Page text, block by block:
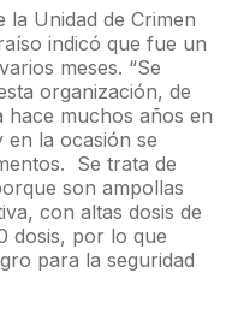
Unidad de Crimen
indicó que fue un
meses. “Se
organización, de
hace muchos años en
en la ocasión se
Se trata de
son ampollas
con altas dosis de
dosis, por lo que
para la seguridad